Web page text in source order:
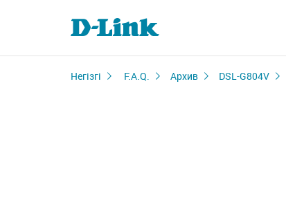
Негізгі F.A.Q. Архив DSL-G804V